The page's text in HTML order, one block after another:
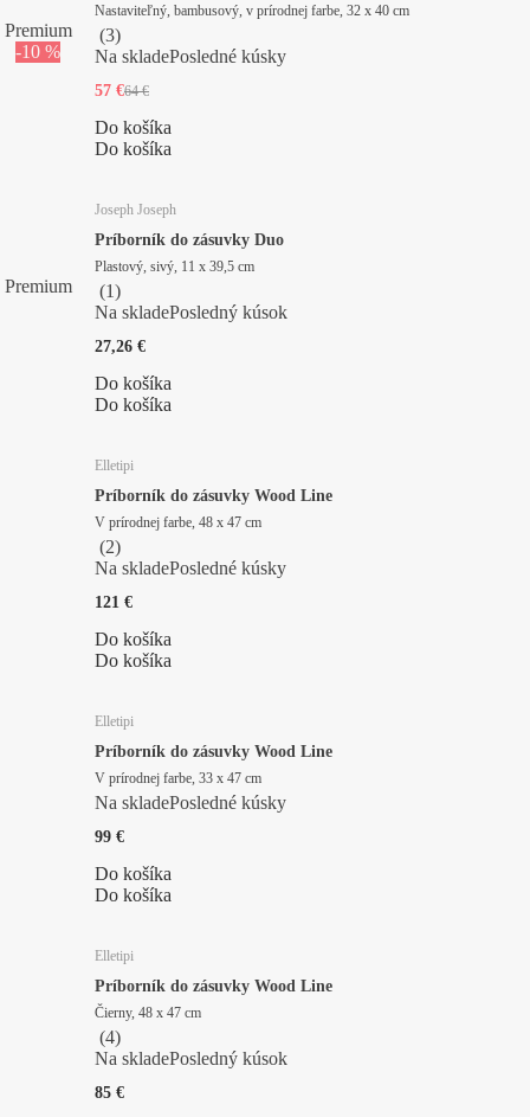
Premium
-10 %
Nastaviteľný, bambusový, v prírodnej farbe, 32 x 40 cm
(3)
Na skladePosledné kúsky
57 €64 €
Do košíka
Do košíka
Premium
Joseph Joseph
Príborník do zásuvky Duo
Plastový, sivý, 11 x 39,5 cm
(1)
Na skladePosledný kúsok
27,26 €
Do košíka
Do košíka
Elletipi
Príborník do zásuvky Wood Line
V prírodnej farbe, 48 x 47 cm
(2)
Na skladePosledné kúsky
121 €
Do košíka
Do košíka
Elletipi
Príborník do zásuvky Wood Line
V prírodnej farbe, 33 x 47 cm
Na skladePosledné kúsky
99 €
Do košíka
Do košíka
Elletipi
Príborník do zásuvky Wood Line
Čierny, 48 x 47 cm
(4)
Na skladePosledný kúsok
85 €